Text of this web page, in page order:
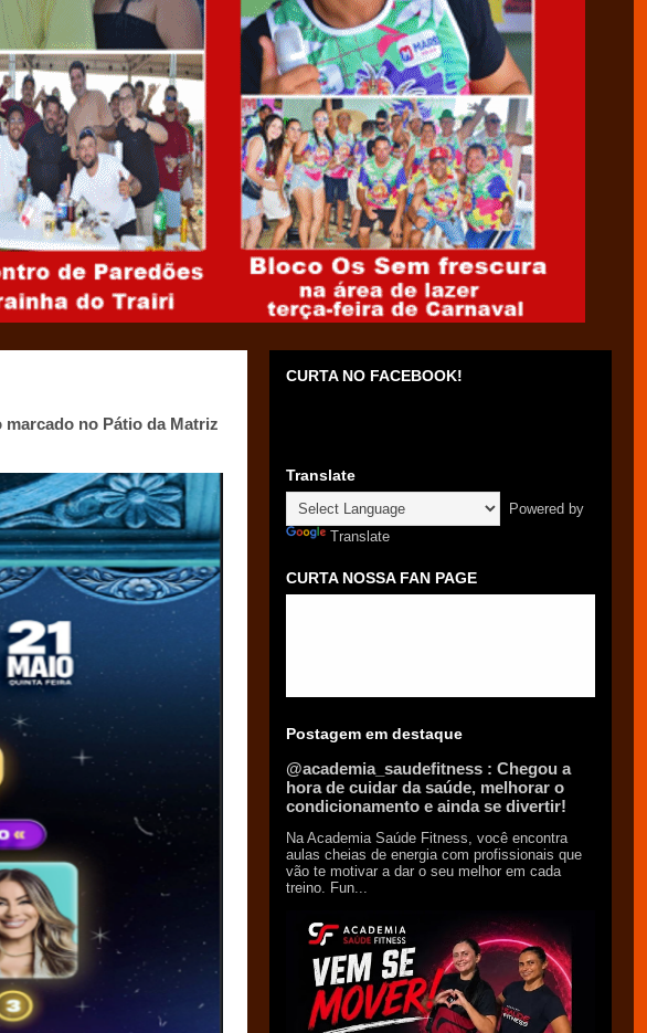
no Pátio da Matriz
CURTA NO FACEBOOK!
Translate
Powered by
Translate
CURTA NOSSA FAN PAGE
Postagem em destaque
@academia_saudefitness : Chegou a
hora de cuidar da saúde, melhorar o
condicionamento e ainda se divertir!
Na Academia Saúde Fitness, você encontra
aulas cheias de energia com profissionais que
vão te motivar a dar o seu melhor em cada
treino. Fun...